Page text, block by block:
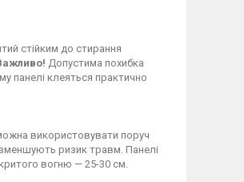
стійким до стирання
Допустима похибка
панелі клеяться практично
можна використовувати поруч
зменшують ризик травм. Панелі
вогню — 25-30 см.